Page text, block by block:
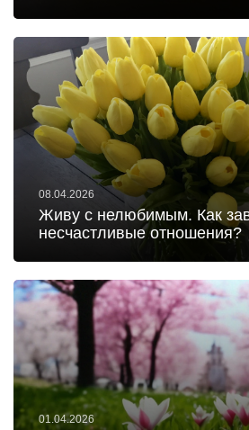
08.04.2026
Живу с нелюбимым. Как
несчастливые отношения?
01.04.2026